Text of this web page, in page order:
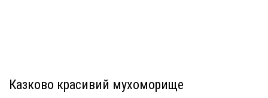
Казково красивий мухоморище